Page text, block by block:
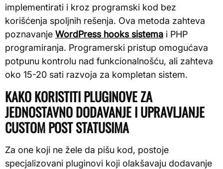
implementirati i kroz programski kod bez
korišćenja spoljnih rešenja. Ova metoda zahteva
poznavanje WordPress hooks sistema i PHP
programiranja. Programerski pristup omogućava
potpunu kontrolu nad funkcionalnošću, ali zahteva
oko 15-20 sati razvoja za kompletan sistem.
KAKO KORISTITI PLUGINOVE ZA
JEDNOSTAVNO DODAVANJE I UPRAVLJANJE
CUSTOM POST STATUSIMA
Za one koji ne žele da pišu kod, postoje
specjalizovani pluginovi koji olakšavaju dodavanje